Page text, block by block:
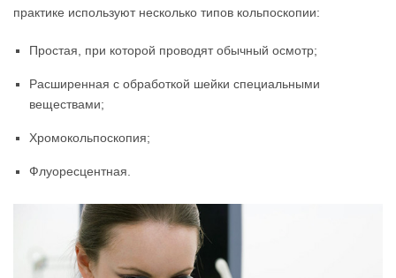
практике используют несколько типов кольпоскопии:
Простая, при которой проводят обычный осмотр;
Расширенная с обработкой шейки специальными
веществами;
Хромокольпоскопия;
Флуоресцентная.